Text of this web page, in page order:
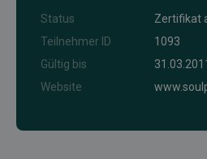
Status
Zertifikat
Teilnehmer ID
1093
Gültig bis
31.03.2011
Website